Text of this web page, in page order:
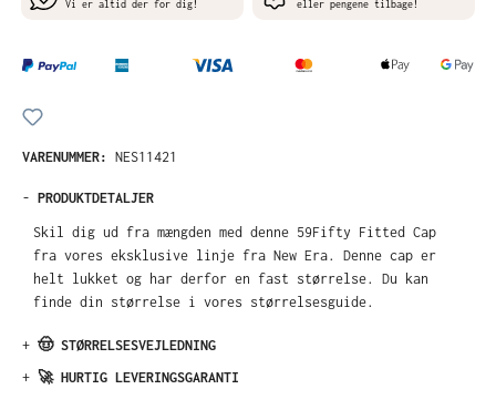
Vi er altid der for dig!
eller pengene tilbage!
VARENUMMER: NES11421
- PRODUKTDETALJER
Skil dig ud fra mængden med denne 59Fifty Fitted Cap
fra vores eksklusive linje fra New Era. Denne cap er
helt lukket og har derfor en fast størrelse. Du kan
finde din størrelse i vores størrelsesguide.
+ 🤠 STØRRELSESVEJLEDNING
+ 🚀 HURTIG LEVERINGSGARANTI